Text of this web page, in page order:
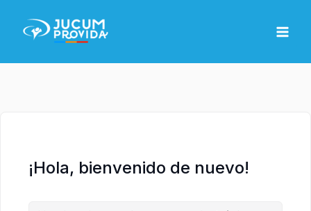
contenido
¡Hola, bienvenido de nuevo!